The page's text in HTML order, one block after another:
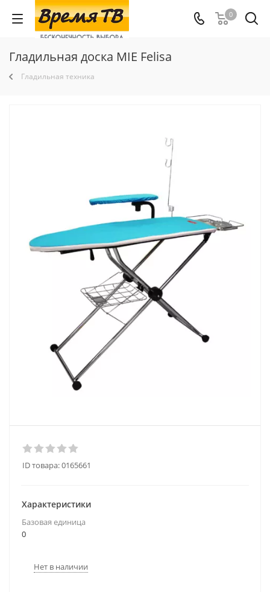
0
Гладильная доска MIE Felisa
Гладильная техника
ID товара:0165661
Характеристики
Базовая единица
0
Нет в наличии